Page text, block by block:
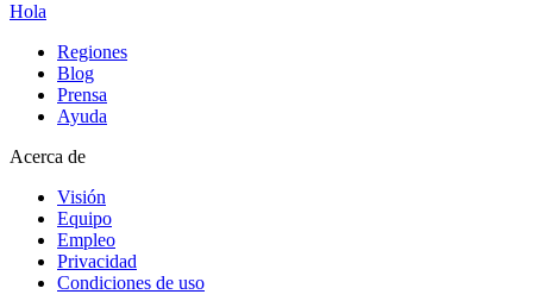
Hola
Regiones
Blog
Prensa
Ayuda
Acerca de
Visión
Equipo
Empleo
Privacidad
Condiciones de uso